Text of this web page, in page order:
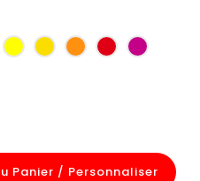
petit-
jaune
zinc
jaune
sécurité
orange
foncé
rouge
carmin
Pourpre
Panier / Personnaliser